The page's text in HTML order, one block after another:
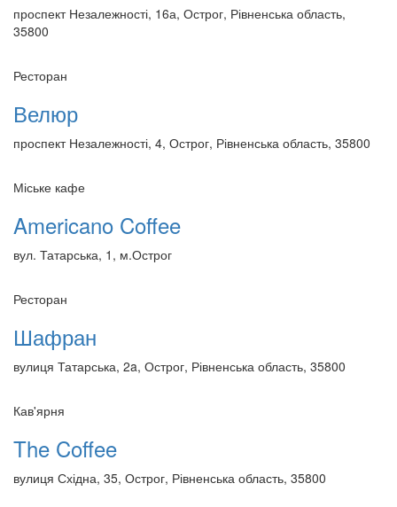
проспект Незалежності, 16а, Острог, Рівненська область,
35800
Ресторан
Велюр
проспект Незалежності, 4, Острог, Рівненська область, 35800
Міське кафе
Americano Coffee
вул. Татарська, 1, м.Острог
Ресторан
Шафран
вулиця Татарська, 2a, Острог, Рівненська область, 35800
Кав'ярня
The Coffee
вулиця Східна, 35, Острог, Рівненська область, 35800